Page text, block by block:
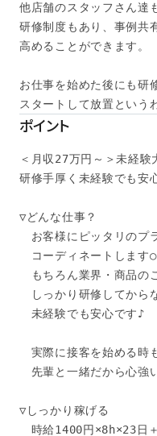
他店舗のスタッフさん達
研修制度もあり、事例共
高めることができます。
お仕事を始めた後にも研
スタートして放置という
ポイント
＜月収27万円～＞未経験
研修手厚く未経験でも安
▽どんな仕事？
お客様にピッタリのプ
コーディネートします○
もちろん業界・商品の
しっかり研修してから
未経験でも安心です♪
実際に接客を始める時
先輩と一緒だから心強
▽しっかり稼げる
時給1400円×8h×23日